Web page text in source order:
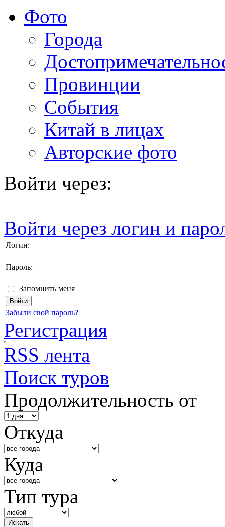
Фото
Города
Провинции
События
Китай в лицах
Авторские фото
Войти через:
Войти через логин и
Логин:
Пароль:
Запомнить меня
Забыли свой пароль?
Регистрация
RSS лента
Поиск туров
Продолжительность от
Откуда
Куда
Тип тура